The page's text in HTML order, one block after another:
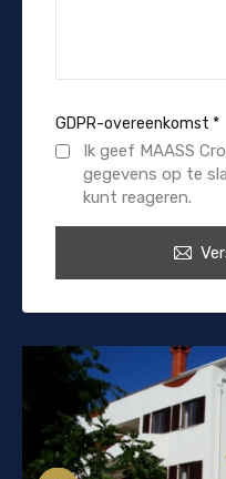
GDPR-overeenkomst *
Ik geef MAASS
gegevens op te
kunt reageren.